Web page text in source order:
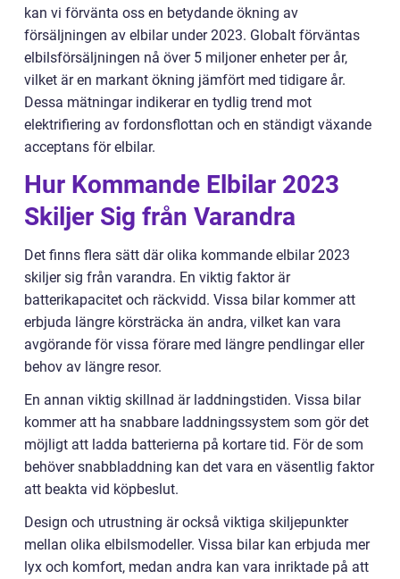
kan vi förvänta oss en betydande ökning av
försäljningen av elbilar under 2023. Globalt förväntas
elbilsförsäljningen nå över 5 miljoner enheter per år,
vilket är en markant ökning jämfört med tidigare år.
Dessa mätningar indikerar en tydlig trend mot
elektrifiering av fordonsflottan och en ständigt växande
acceptans för elbilar.
Hur Kommande Elbilar 2023
Skiljer Sig från Varandra
Det finns flera sätt där olika kommande elbilar 2023
skiljer sig från varandra. En viktig faktor är
batterikapacitet och räckvidd. Vissa bilar kommer att
erbjuda längre körsträcka än andra, vilket kan vara
avgörande för vissa förare med längre pendlingar eller
behov av längre resor.
En annan viktig skillnad är laddningstiden. Vissa bilar
kommer att ha snabbare laddningssystem som gör det
möjligt att ladda batterierna på kortare tid. För de som
behöver snabbladdning kan det vara en väsentlig faktor
att beakta vid köpbeslut.
Design och utrustning är också viktiga skiljepunkter
mellan olika elbilsmodeller. Vissa bilar kan erbjuda mer
lyx och komfort, medan andra kan vara inriktade på att